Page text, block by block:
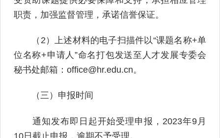
职责，加强监督管理，承诺信誉保证。
（2）上述材料的电子扫描件以“课题名称+单
位名称+申请人”命名打包发送至人才发展专委会
秘书处邮箱：office@hr.edu.cn。
（三）申报时间
通知发布即日起开始受理申报，2023年9月
10日截止申报，逾期不予受理。